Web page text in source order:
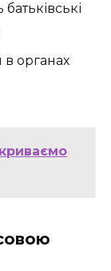
органах